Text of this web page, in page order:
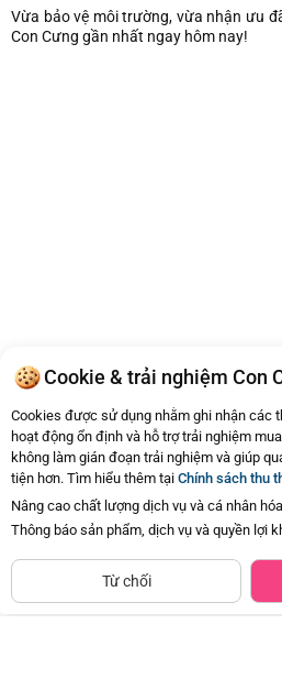
Vừa bảo vệ môi trường, vừa nhận ưu
Con Cưng gần nhất ngay hôm nay!
Cookie & trải nghiệm Con
Cookies được sử dụng nhằm ghi nhận các
hoạt động ổn định và hỗ trợ trải nghiệm
không làm gián đoạn trải nghiệm và giúp
tiện hơn. Tìm hiểu thêm tại Chính sách thu
Nâng cao chất lượng dịch vụ và cá nhân
Thông báo sản phẩm, dịch vụ và quyền lợi
Từ chối
Danh mục